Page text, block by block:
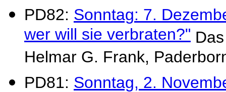
PD82: Sonntag: 7.
wer will sie verbraten?"
Helmar G. Frank,
PD81: Sonntag, 2.